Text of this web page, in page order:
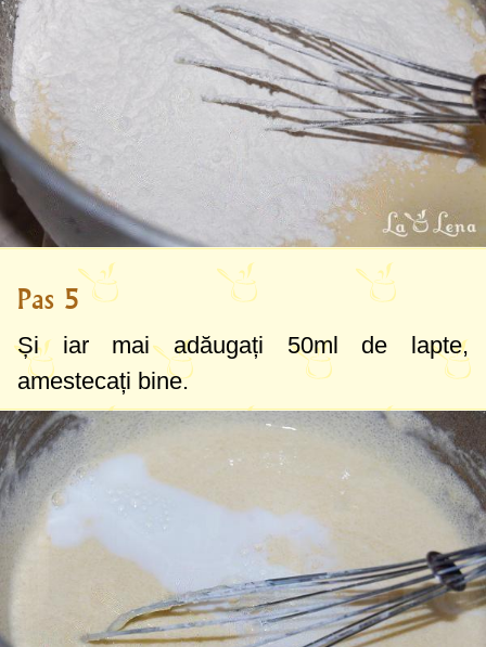
Pas 5
Și iar mai adăugați 50ml de lapte,
amestecați bine.